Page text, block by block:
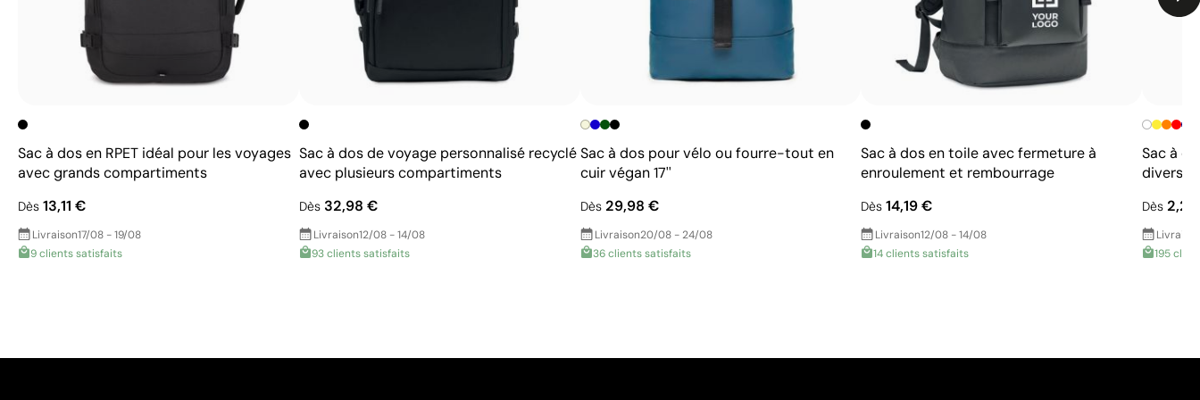
Sac à dos en RPET idéal pour les voyages
avec grands compartiments
Dès 13,11 €
Livraison17/08 - 19/08
9 clients satisfaits
Sac à dos de voyage personnalisé recyclé
avec plusieurs compartiments
Dès32,98 €
Livraison12/08 - 14/08
93 clients satisfaits
Sac à dos pour vélo ou fourre-tout en
cuir végan 17''
Dès29,98 €
Livraison20/08 - 24/08
36 clients satisfaits
Sac à dos en toile avec fermeture à
enroulement et rembourrage
Dès 14,19 €
Livraison12/08 - 14/08
14 clients satisfaits
Sac à
divers
Dès
195